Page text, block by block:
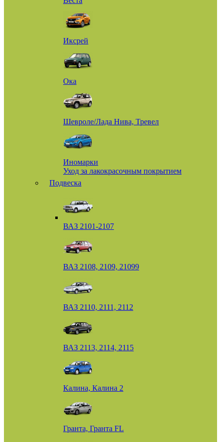
Иксрей
Ока
Шевроле/Лада Нива, Тревел
Иномарки
Уход за лакокрасочным покрытием
Подвеска
ВАЗ 2101-2107
ВАЗ 2108, 2109, 21099
ВАЗ 2110, 2111, 2112
ВАЗ 2113, 2114, 2115
Калина, Калина 2
Гранта, Гранта FL